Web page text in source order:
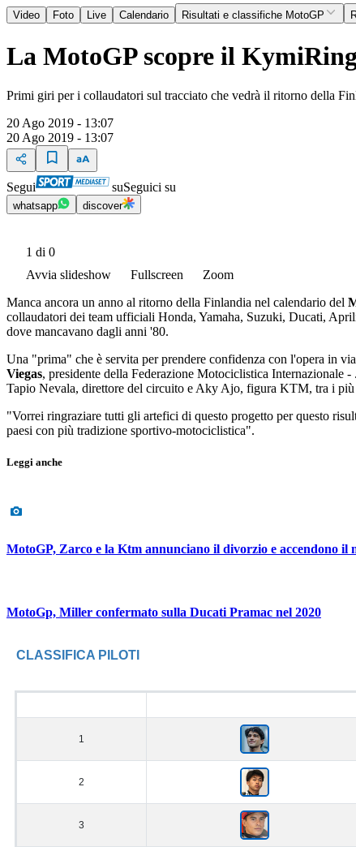
Video Foto Live Calendario Risultati e classifiche MotoGP
La MotoGP scopre il KymiRing
Primi giri per i collaudatori sul tracciato che vedrà il ritorno della
20 Ago 2019 - 13:07
20 Ago 2019 - 13:07
Segui suSeguici su
whatsapp discover
1 di 0
Avvia slideshow
Fullscreen
Zoom
Manca ancora un anno al ritorno della Finlandia nel calendario del
collaudatori dei team ufficiali Honda, Yamaha, Suzuki, Ducati,
dove mancavano dagli anni '80.
Una "prima" che è servita per prendere confidenza con l'opera in
Viegas, presidente della Federazione Motociclistica Internazionale
Tapio Nevala, direttore del circuito e Aky Ajo, figura KTM, tra i
"Vorrei ringraziare tutti gli artefici di questo progetto per questo
paesi con più tradizione sportivo-motociclistica".
Leggi anche
MotoGP, Zarco e la Ktm annunciano il divorzio e accendono il
MotoGp, Miller confermato sulla Ducati Pramac nel 2020